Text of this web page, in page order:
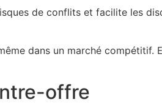
de conflits et facilite les
dans un marché
offre